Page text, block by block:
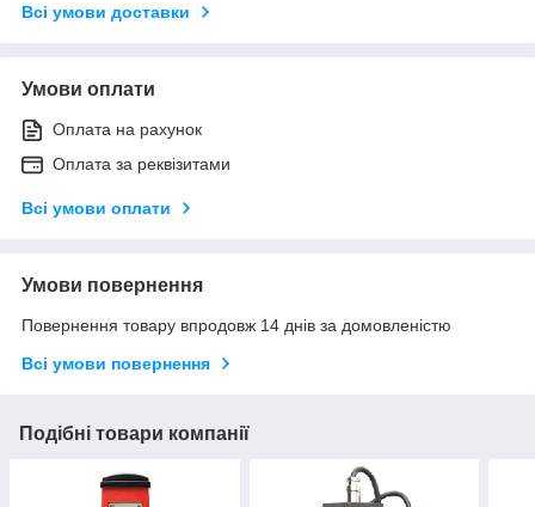
Всі умови доставки
Умови оплати
Оплата на рахунок
Оплата за реквізитами
Всі умови оплати
Умови повернення
Повернення товару впродовж 14 днів за домовленістю
Всі умови повернення
Подібні товари компанії